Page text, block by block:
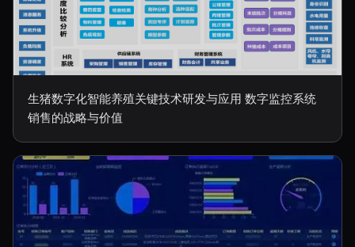
生猪数字化智能养殖关键技术研发与应用 数字监控系统
销售的战略与价值